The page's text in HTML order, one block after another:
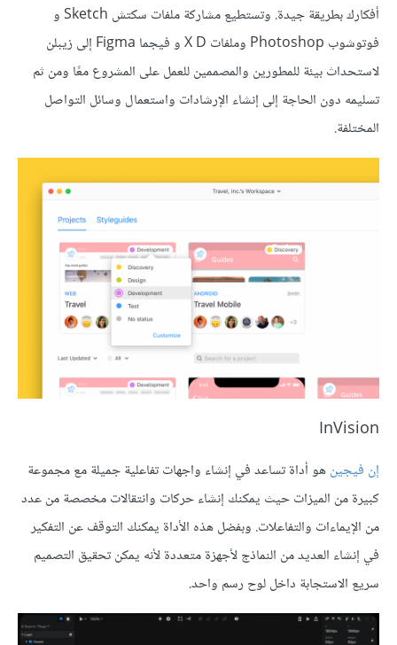
أفكارك بطريقة جيدة. وتستطيع مشاركة ملفات سكتش Sketch و
فوتوشوب Photoshop وملفات X D و فيجما Figma إلى زيبلن
لاستحداث بيئة للمطورين والمصممين للعمل على المشروع معًا ومن ثم
تسليمه دون الحاجة إلى إنشاء الإرشادات واستعمال وسائل التواصل
المختلفة.
InVision
إن فيجينهو أداة تساعد في إنشاء واجهات تفاعلية جميلة مع مجموعة
كبيرة من الميزات حيث يمكنك إنشاء حركات وانتقالات مخصصة من عدد
من الإيماءات والتفاعلات. وبفضل هذه الأداة يمكنك التوقف عن التفكير
في إنشاء العديد من النماذج لأجهزة متعددة لأنه يمكن تحقيق التصميم
سريع الاستجابة داخل لوح رسم واحد.